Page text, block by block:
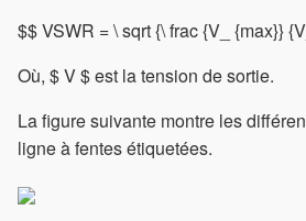
$$ VSWR = \ sqrt {\ frac {V_ {max}}
Où, $ V $ est la tension de sortie.
La figure suivante montre les
ligne à fentes étiquetées.